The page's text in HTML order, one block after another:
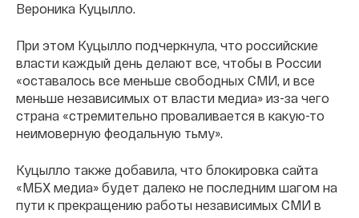
Вероника Куцылло.
При этом Куцылло подчеркнула, что российские
власти каждый день делают все, чтобы в России
«оставалось все меньше свободных СМИ, и все
меньше независимых от власти медиа» из-за чего
страна «стремительно проваливается в какую-то
неимоверную феодальную тьму».
Куцылло также добавила, что блокировка сайта
«МБХ медиа» будет далеко не последним шагом на
пути к прекращению работы независимых СМИ в